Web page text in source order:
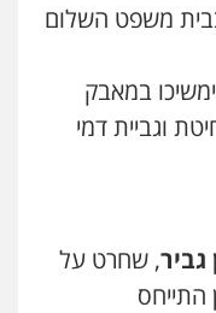
משפט השלום
433 בכלל, ימשיכו במאבק
וגביית דמי
, שחרט על